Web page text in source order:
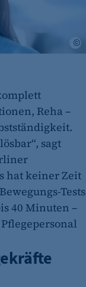
Reha –
sagt
hat keiner Zeit
Tests
40 Minuten –